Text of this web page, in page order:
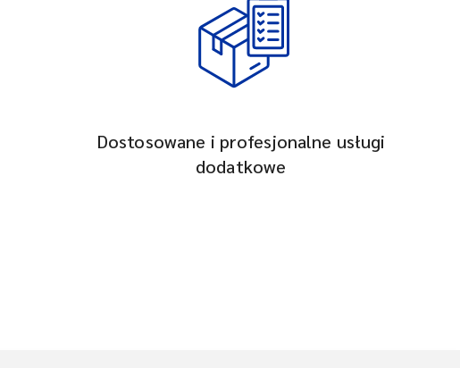
Dostosowane i profesjonalne usługi
dodatkowe